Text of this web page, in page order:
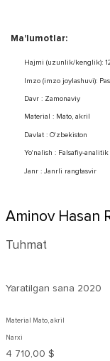
Ma'lumotlar:
Hajmi (uzunlik/kenglik):
Imzo (imzo joylashuvi):
Davr : Zamonaviy
Material : Mato, akril
Davlat : O'zbekiston
Yo'nalish : Falsafiy-analitik
Janr : Janrli rangtasvir
Aminov Hasan
Tuhmat
Yaratilgan sana 2020
Material Mato, akril
Narxi
4 710,00 $